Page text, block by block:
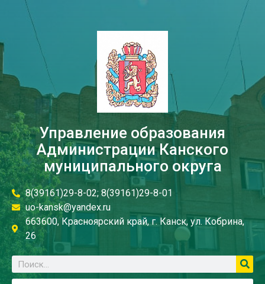
Управление образования
Администрации Канского
муниципального округа
8(39161)29-8-02; 8(39161)29-8-01
uo-kansk@yandex.ru
663600, Красноярский край, г. Канск, ул. Кобрина,
26